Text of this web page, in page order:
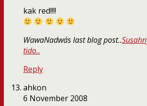
kak red!!!!
WawaNadwa´s last blog post..
tido..
Reply
ahkon
6 November 2008